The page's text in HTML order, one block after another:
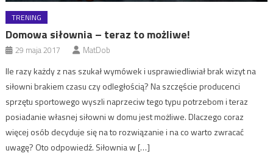
TRENING
Domowa siłownia – teraz to możliwe!
29 maja 2017 MatDob
Ile razy każdy z nas szukał wymówek i usprawiedliwiał brak wizyt na
siłowni brakiem czasu czy odległością? Na szczęście producenci
sprzętu sportowego wyszli naprzeciw tego typu potrzebom i teraz
posiadanie własnej siłowni w domu jest możliwe. Dlaczego coraz
więcej osób decyduje się na to rozwiązanie i na co warto zwracać
uwagę? Oto odpowiedź. Siłownia w […]